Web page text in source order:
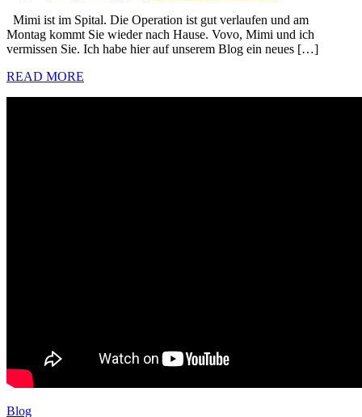
Mimi ist im Spital. Die Operation ist gut verlaufen und am
Montag kommt Sie wieder nach Hause. Vovo, Mimi und ich
vermissen Sie. Ich habe hier auf unserem Blog ein neues […]
READ MORE
Blog